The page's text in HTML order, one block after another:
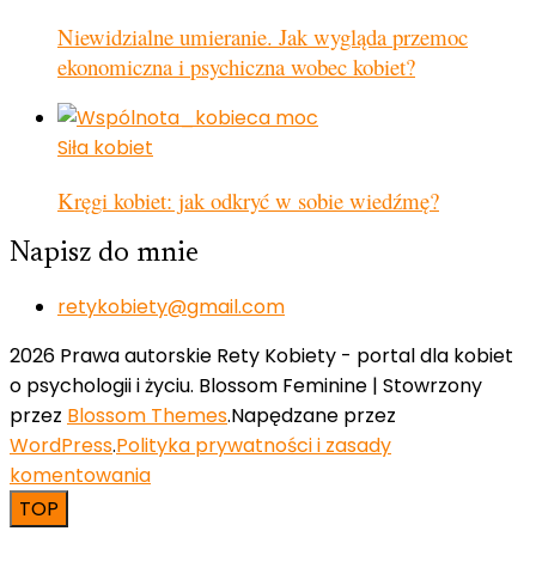
Niewidzialne umieranie. Jak wygląda przemoc
ekonomiczna i psychiczna wobec kobiet?
Siła kobiet
Kręgi kobiet: jak odkryć w sobie wiedźmę?
Napisz do mnie
retykobiety@gmail.com
2026 Prawa autorskie Rety Kobiety - portal dla kobiet
o psychologii i życiu. Blossom Feminine | Stowrzony
przez Blossom Themes.Napędzane przez
WordPress.Polityka prywatności i zasady
komentowania
TOP